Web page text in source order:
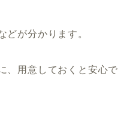
どが分かります。
、用意しておくと安心で